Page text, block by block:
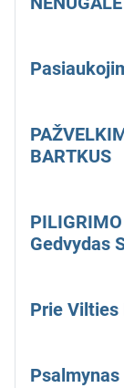
BARTKUS
Gedvydas
Prie Vilties
Psalmynas